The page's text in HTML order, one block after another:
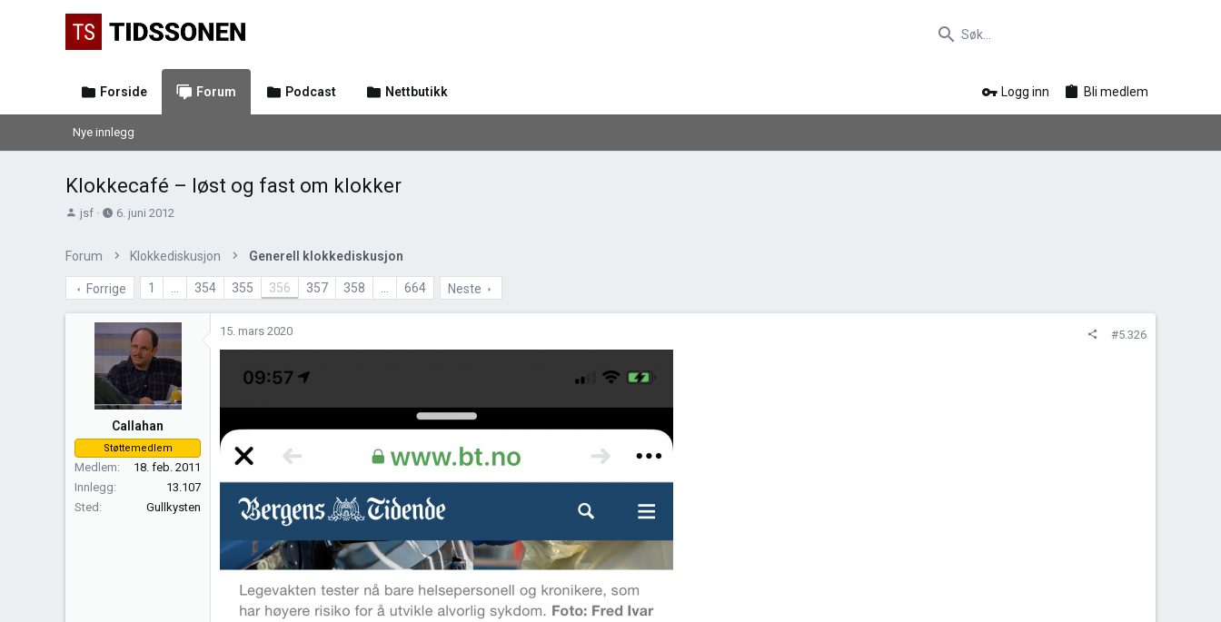
Forside Forum Podcast Nettbutikk Logg inn Bli medlem
Nye innlegg
Klokkecafé – løst og fast om klokker
T
s
t
jsf
O
p
e
t
t
e
t
6. juni 2012
Forum Klokkediskusjon Generell klokkediskusjon
Forrige 1 354 355 356 357 358 664 Neste
Callahan
Støttemedlem
Medlem
18. feb. 2011
Innlegg
13.107
Sted
Gullkysten
15. mars 2020 #5.326